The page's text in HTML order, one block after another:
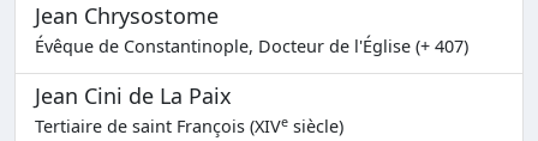
Jean Chrysostome
Évêque de Constantinople, Docteur de l'Église (+ 407)
Jean Cini de La Paix
Tertiaire de saint François (XIVe siècle)